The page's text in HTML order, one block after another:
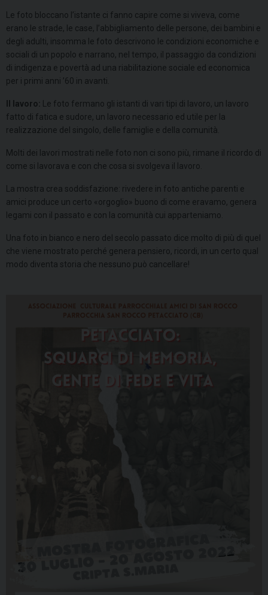
Le foto bloccano l’istante ci fanno capire come si viveva, come
erano le strade, le case, l’abbigliamento delle persone, dei bambini e
degli adulti, insomma le foto descrivono le condizioni economiche e
sociali di un popolo e narrano, nel tempo, il passaggio da condizioni
di indigenza e povertà ad una riabilitazione sociale ed economica
per i primi anni ’60 in avanti.
Il lavoro:
Le foto fermano gli istanti di vari tipi di lavoro, un lavoro
fatto di fatica e sudore, un lavoro necessario ed utile per la
realizzazione del singolo, delle famiglie e della comunità.
Molti dei lavori mostrati nelle foto non ci sono più, rimane il ricordo di
come si lavorava e con che cosa si svolgeva il lavoro.
La mostra crea soddisfazione: rivedere in foto antiche parenti e
amici produce un certo «orgoglio» buono di come eravamo, genera
legami con il passato e con la comunità cui apparteniamo.
Una foto in bianco e nero del secolo passato dice molto di più di quel
che viene mostrato perché genera pensiero, ricordi, in un certo qual
modo diventa storia che nessuno può cancellare!